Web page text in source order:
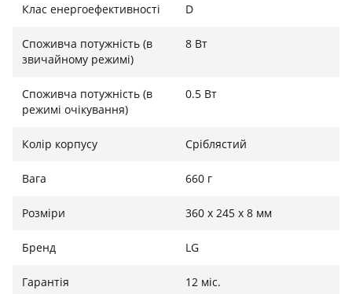
що економить час та зусилля.
Клас енергоефективності D
Споживча потужність (в
звичайному режимі)
8 Вт
Споживча потужність (в
режимі очікування)
0.5 Вт
Колір корпусу Сріблястий
Вага 660 г
Розміри 360 x 245 x 8 мм
Бренд LG
Гарантія 12 міс.